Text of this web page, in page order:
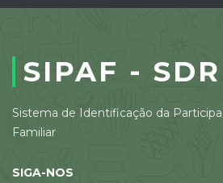
SIPAF - SDR
Sistema de Identificação da
Familiar
SIGA-NOS